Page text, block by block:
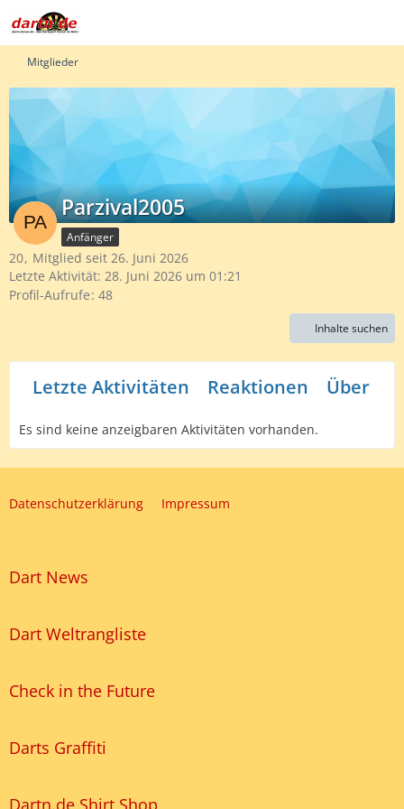
Mitglieder
Parzival2005
Anfänger
20 Mitglied seit 26. Juni 2026
Letzte Aktivität: 28. Juni 2026 um 01:21
Profil-Aufrufe 48
Inhalte suchen
Letzte Aktivitäten Reaktionen Über
Es sind keine anzeigbaren Aktivitäten vorhanden.
Datenschutzerklärung Impressum
Dart News
Dart Weltrangliste
Check in the Future
Darts Graffiti
Dartn.de Shirt Shop